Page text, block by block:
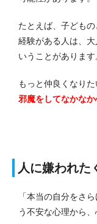
たとえば、子ども
経験がある人は、
いうことがあります
もっと仲良くなり
邪魔をしてなかな
人に嫌われた
「本当の自分をさ
う不安な心理から